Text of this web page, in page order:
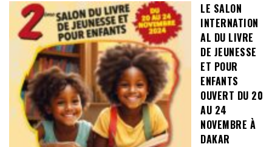
LE SALON
INTERNATION
AL DU LIVRE
DE JEUNESSE
ET POUR
ENFANTS
OUVERT DU 20
AU 24
NOVEMBRE À
DAKAR